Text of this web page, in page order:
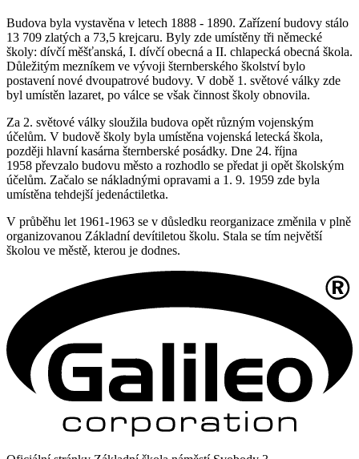
Budova byla vystavěna v letech 1888 - 1890. Zařízení budovy stálo
13 709 zlatých a 73,5 krejcaru. Byly zde umístěny tři německé
školy: dívčí měšťanská, I. dívčí obecná a II. chlapecká obecná škola.
Důležitým mezníkem ve vývoji šternberského školství bylo
postavení nové dvoupatrové budovy. V době 1. světové války zde
byl umístěn lazaret, po válce se však činnost školy obnovila.
Za 2. světové války sloužila budova opět různým vojenským
účelům. V budově školy byla umístěna vojenská letecká škola,
později hlavní kasárna šternberské posádky. Dne 24. října
1958 převzalo budovu město a rozhodlo se předat ji opět školským
účelům. Začalo se nákladnými opravami a 1. 9. 1959 zde byla
umístěna tehdejší jedenáctiletka.
V průběhu let 1961-1963 se v důsledku reorganizace změnila v plně
organizovanou Základní devítiletou školu. Stala se tím největší
školou ve městě, kterou je dodnes.